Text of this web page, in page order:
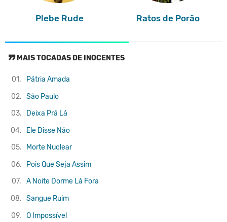
Plebe Rude Ratos de Porão
MAIS TOCADAS DE INOCENTES
01.
Pátria Amada
02. São Paulo
03.
Deixa Prá Lá
04.
Ele Disse Não
05.
Morte Nuclear
06.
Pois Que Seja Assim
07.
A Noite Dorme Lá Fora
08. Sangue Ruim
09.
O Impossível